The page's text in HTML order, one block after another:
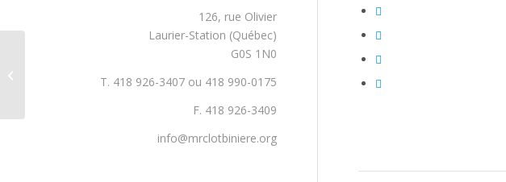
126, rue Olivier
Laurier-Station (Québec)
G0S 1N0
T. 418 926-3407 ou 418 990-0175
F. 418 926-3409
info@mrclotbiniere.org
Philippe Boucher